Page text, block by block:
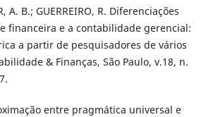
A. B.; GUERREIRO, R. Diferenciações
financeira e a contabilidade gerencial:
a partir de pesquisadores de vários
& Finanças, São Paulo, v.18, n.
entre pragmática universal e